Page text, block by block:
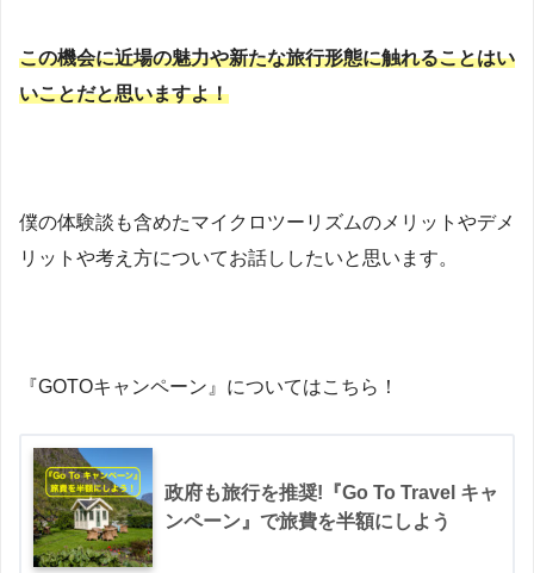
この機会に近場の魅力や新たな旅行形態に触れることはい
いことだと思いますよ！
僕の体験談も含めたマイクロツーリズムのメリットやデメ
リットや考え方についてお話ししたいと思います。
『GOTOキャンペーン』についてはこちら！
政府も旅行を推奨!『Go To Travel キャ
ンペーン』で旅費を半額にしよう